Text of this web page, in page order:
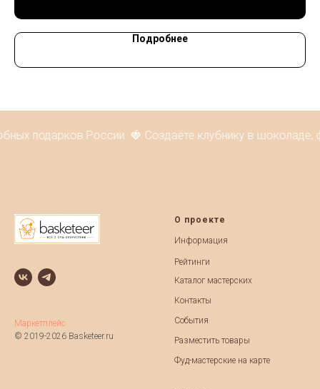
Подробнее
подарков России. 🍓 Создаёте клубнику в
Маркетплейс
© 2019-2026 Basketeer.ru
О проекте
Информация
Рейтинги
Каталог мастерских
Контакты
События
Разместить товары
Фуд-мастерские на карте